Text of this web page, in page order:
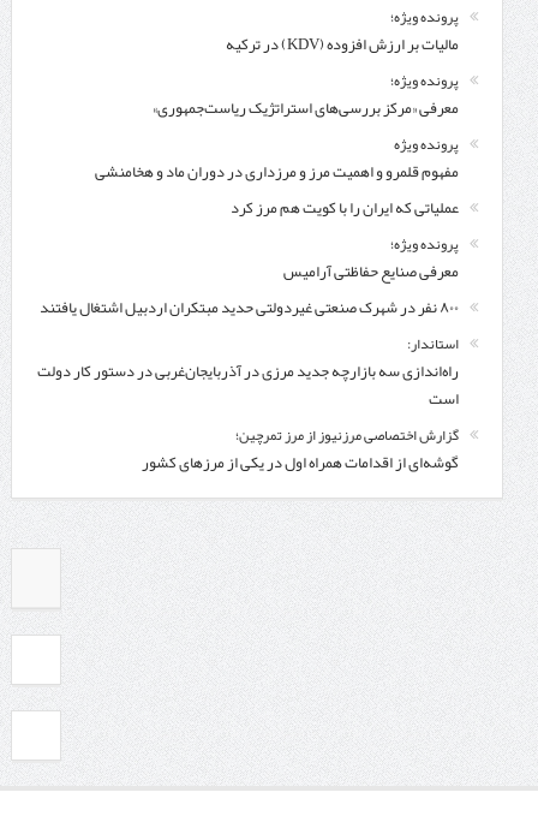
پرونده ویژه؛
مالیات بر ارزش افزوده (KDV) در ترکیه
پرونده ویژه؛
معرفی «مرکز بررسی‌های استراتژیک ریاست‌جمهوری»
پرونده ویژه
مفهوم قلمرو و اهمیت مرز و مرزداری در دوران ماد و هخامنشی
عملیاتی که ایران را با کویت هم مرز کرد
پرونده ویژه؛
معرفی صنایع حفاظتی آرامیس
۸۰۰ نفر در شهرک صنعتی غیردولتی حدید مبتکران اردبیل اشتغال یافتند
استاندار:
راه‌اندازی سه بازارچه جدید مرزی در آذربایجان‌غربی در دستور کار دولت
است
گزارش اختصاصی مرزنیوز از مرز تمرچین؛
گوشه‌ای از اقدامات همراه اول در یکی از مرزهای کشور